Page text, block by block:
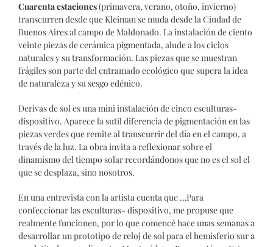
Cuarenta estaciones(primavera, verano, otoño, invierno)
transcurren desde que Kleiman se muda desde la Ciudad de
Buenos Aires al campo de Maldonado. La instalación de ciento
veinte piezas de cerámica pigmentada, alude a los ciclos
naturales y su transformación. Las piezas que se muestran
frágiles son parte del entramado ecológico que supera la idea
de naturaleza y su sesgo edénico.
Derivas de sol es una mini instalación de cinco esculturas-
dispositivo. Aparece la sutil diferencia de pigmentación en las
piezas verdes que remite al transcurrir del día en el campo, a
través de la luz. La obra invita a reflexionar sobre el
dinamismo del tiempo solar recordándonos que no es el sol el
que se desplaza, sino nosotros.
En una entrevista con la artista cuenta que …Para
confeccionar las esculturas- dispositivo, me propuse que
realmente funcionen, por lo que comencé hace unas semanas a
desarrollar un prototipo de reloj de sol para el hemisferio sur a